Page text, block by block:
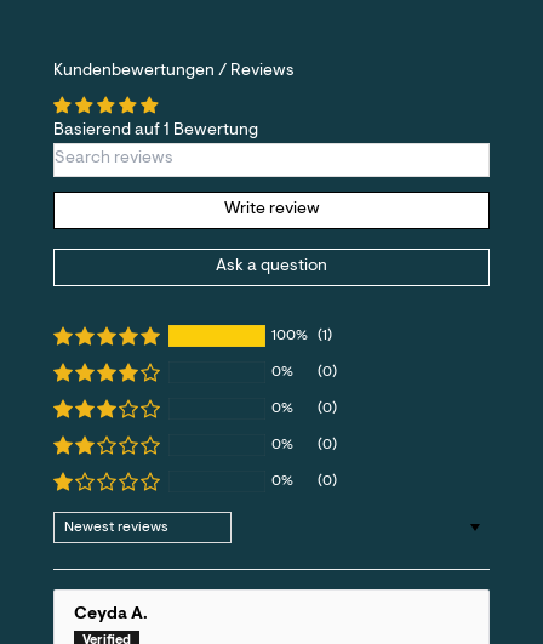
Kundenbewertungen / Reviews
Basierend auf 1 Bewertung
Write review
Ask a question
100% (1)
0% (0)
0% (0)
0% (0)
0% (0)
Sort by
Ceyda A.